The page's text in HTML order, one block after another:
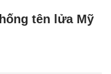
tên lửa Mỹ